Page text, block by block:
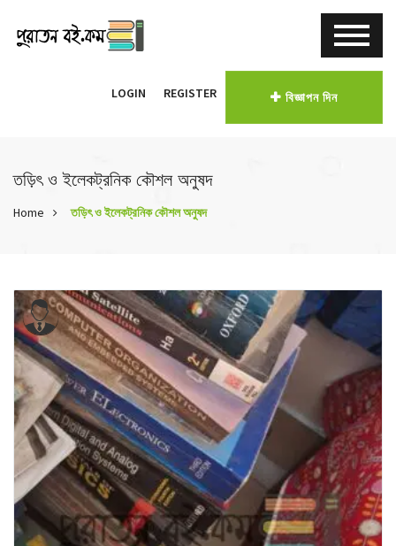
LOGIN REGISTER বিজ্ঞাপন দিন
তড়িৎ ও ইলেকট্রনিক কৌশল অনুষদ
Home তড়িৎ ও ইলেকট্রনিক কৌশল অনুষদ